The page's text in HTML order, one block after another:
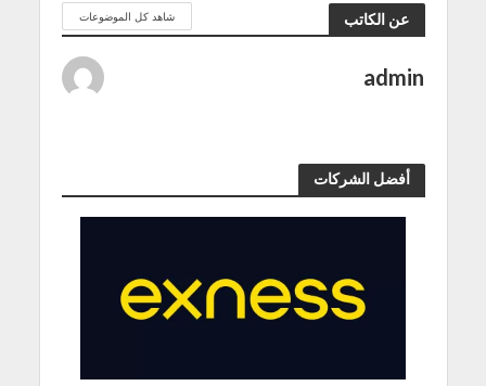
عن الكاتب شاهد كل الموضوعات
admin
أفضل الشركات